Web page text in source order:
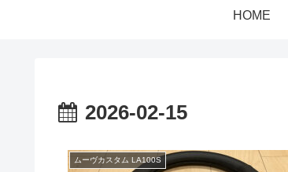
HOME
2026-02-15
ムーヴカスタム LA100S